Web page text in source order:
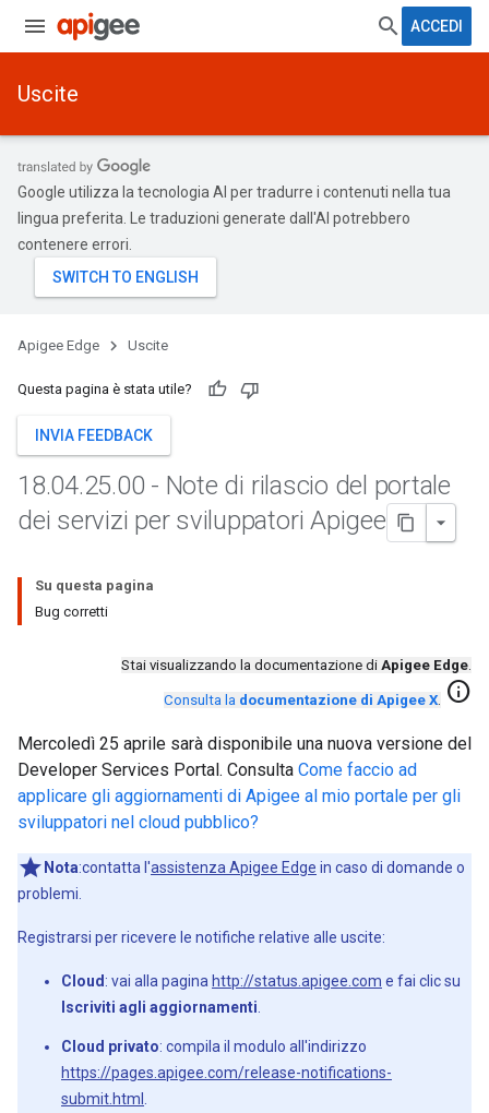
ACCEDI
Uscite
Google utilizza la tecnologia AI per tradurre i contenuti nella tua
lingua preferita. Le traduzioni generate dall'AI potrebbero
contenere errori.
Apigee Edge Uscite
Questa pagina è stata utile?
INVIA FEEDBACK
18.04.25.00 - Note di rilascio del portale
dei servizi per sviluppatori Apigee
Su questa pagina
Bug corretti
Stai visualizzando la documentazione di Apigee Edge.
Consulta la documentazione di Apigee X. info
Mercoledì 25 aprile sarà disponibile una nuova versione del
Developer Services Portal. Consulta Come faccio ad
applicare gli aggiornamenti di Apigee al mio portale per gli
sviluppatori nel cloud pubblico?
Nota:contatta l'assistenza Apigee Edge in caso di domande o
problemi.
Registrarsi per ricevere le notifiche relative alle uscite:
Cloud : vai alla pagina http://status.apigee.com e fai clic su
Iscriviti agli aggiornamenti
Cloud privato: compila il modulo all'indirizzo
https://pages.apigee.com/release-notifications-
submit.html